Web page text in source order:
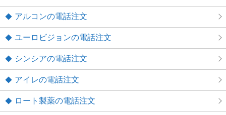
アルコンの電話注文
ユーロビジョンの電話注文
シンシアの電話注文
アイレの電話注文
ロート製薬の電話注文